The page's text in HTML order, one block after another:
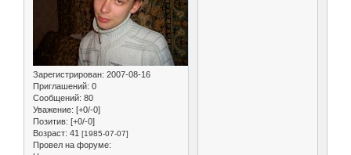
Зарегистрирован: 2007-08-16
Приглашений: 0
Сообщений: 80
Уважение: [+0/-0]
Позитив: [+0/-0]
Возраст: 41 [1985-07-07]
Провел на форуме: